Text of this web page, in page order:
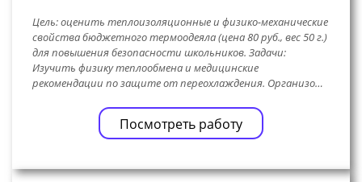
Цель: оценить теплоизоляционные и физико-механические
свойства бюджетного термоодеяла (цена 80 руб., вес 50 г.)
для повышения безопасности школьников. Задачи:
Изучить физику теплообмена и медицинские
рекомендации по защите от переохлаждения. Организо…
Посмотреть работу